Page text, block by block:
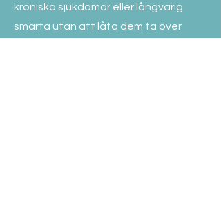
kroniska sjukdomar eller långvarig
smärta utan att låta dem ta över